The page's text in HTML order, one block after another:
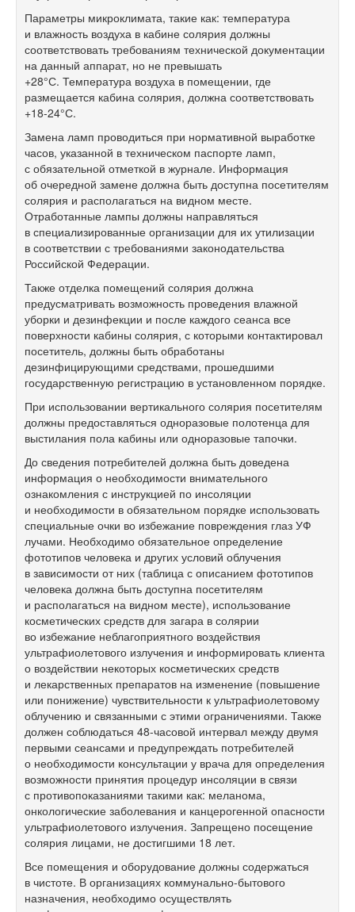
Параметры микроклимата, такие как: температура
и влажность воздуха в кабине солярия должны
соответствовать требованиям технической документации
на данный аппарат, но не превышать
+28°С. Температура воздуха в помещении, где
размещается кабина солярия, должна соответствовать
+18-24°С.
Замена ламп проводиться при нормативной выработке
часов, указанной в техническом паспорте ламп,
с обязательной отметкой в журнале. Информация
об очередной замене должна быть доступна посетителям
солярия и располагаться на видном месте.
Отработанные лампы должны направляться
в специализированные организации для их утилизации
в соответствии с требованиями законодательства
Российской Федерации.
Также отделка помещений солярия должна
предусматривать возможность проведения влажной
уборки и дезинфекции и после каждого сеанса все
поверхности кабины солярия, с которыми контактировал
посетитель, должны быть обработаны
дезинфицирующими средствами, прошедшими
государственную регистрацию в установленном порядке.
При использовании вертикального солярия посетителям
должны предоставляться одноразовые полотенца для
выстилания пола кабины или одноразовые тапочки.
До сведения потребителей должна быть доведена
информация о необходимости внимательного
ознакомления с инструкцией по инсоляции
и необходимости в обязательном порядке использовать
специальные очки во избежание повреждения глаз УФ
лучами. Необходимо обязательное определение
фототипов человека и других условий облучения
в зависимости от них (таблица с описанием фототипов
человека должна быть доступна посетителям
и располагаться на видном месте), использование
косметических средств для загара в солярии
во избежание неблагоприятного воздействия
ультрафиолетового излучения и информировать клиента
о воздействии некоторых косметических средств
и лекарственных препаратов на изменение (повышение
или понижение) чувствительности к ультрафиолетовому
облучению и связанными с этими ограничениями. Также
должен соблюдаться 48-часовой интервал между двумя
первыми сеансами и предупреждать потребителей
о необходимости консультации у врача для определения
возможности принятия процедур инсоляции в связи
с противопоказаниями такими как: меланома,
онкологические заболевания и канцерогенной опасности
ультрафиолетового излучения. Запрещено посещение
солярия лицами, не достигшими 18 лет.
Все помещения и оборудование должны содержаться
в чистоте. В организациях коммунально-бытового
назначения, необходимо осуществлять